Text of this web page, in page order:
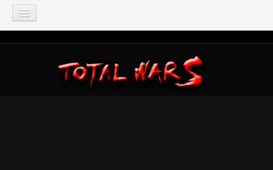
TOTAL WAR
Total War: Three Kingdoms
Total War: Warhammer